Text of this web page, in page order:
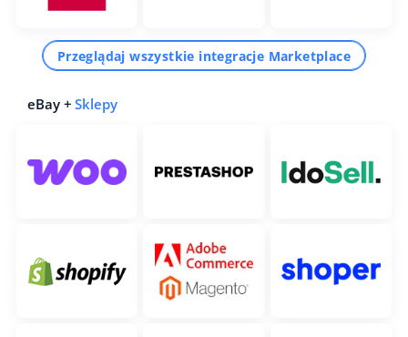
Przeglądaj wszystkie integracje Marketplace
eBay +Sklepy